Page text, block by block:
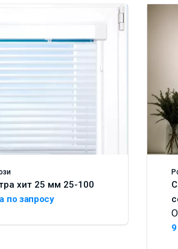
хит 25 мм 25-100
по запросу